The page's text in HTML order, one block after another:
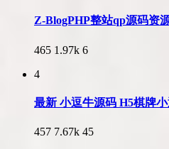
Z-BlogPHP整站qp源码资
465 1.97k 6
4
最新 小逗牛源码 H5棋牌
457 7.67k 45